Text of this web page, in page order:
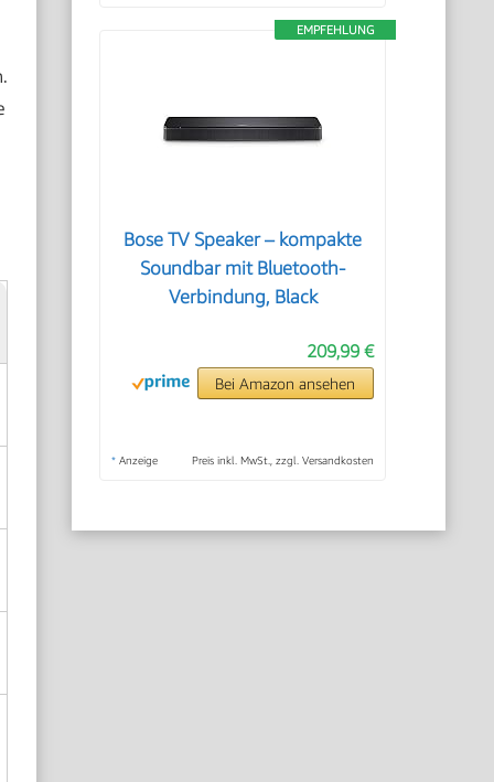
EMPFEHLUNG
Bose TV Speaker – kompakte
Soundbar mit Bluetooth-
Verbindung, Black
209,99 €
Bei Amazon ansehen
* Anzeige Preis inkl. MwSt., zzgl. Versandkosten